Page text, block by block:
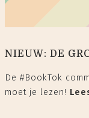
NIEUW: DE
De #BookTok
moet je lezen!